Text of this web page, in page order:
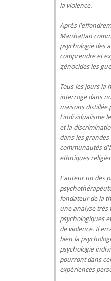
la violence.
Après
Manhattan
psychologie des
comprendre et
génocides les
Tous les jours la
interroge dans
maisons distillée
l'individualisme
et la
dans les
communautés
ethniques
L'auteur un des
fondateur de la
une analyse très
psychologiques
de violence. Il
bien la
psychologie
pourront dans
expériences